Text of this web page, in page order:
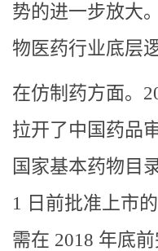
势的进一步放大
物医药行业底层
在仿制药方面。
拉开了中国药品
国家基本药物目
1 日前批准上市
需在 2018 年底